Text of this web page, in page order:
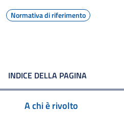
Normativa di riferimento
INDICE DELLA PAGINA
A chi è rivolto